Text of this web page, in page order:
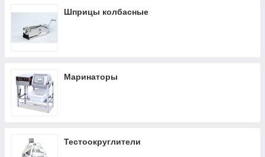
Шприцы колбасные
Маринаторы
Тестоокруглители